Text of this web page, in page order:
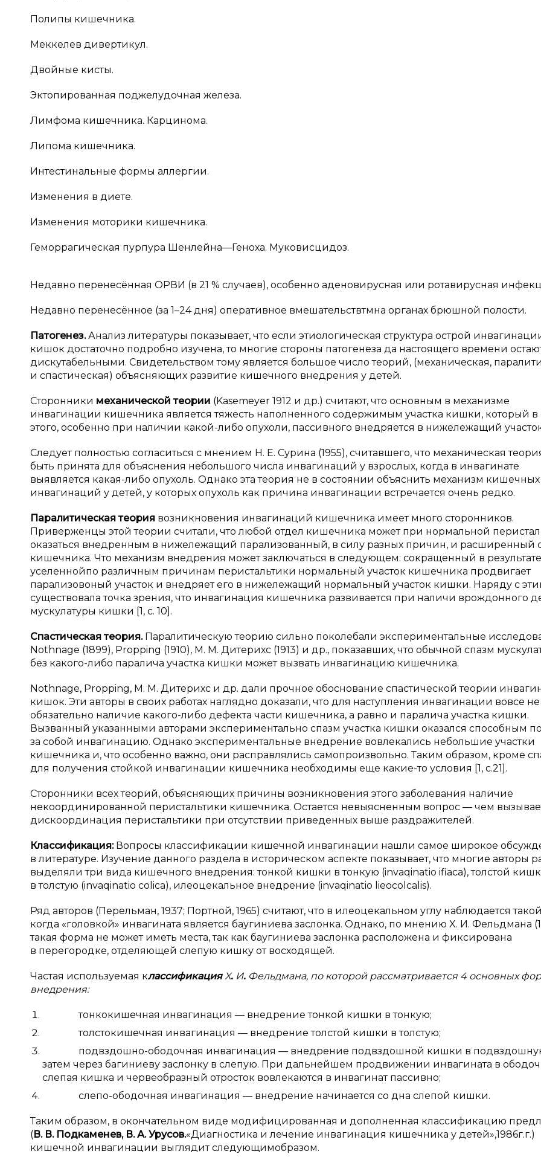
Полипы кишечника.
Меккелев дивертикул.
Двойные кисты.
Эктопированная поджелудочная железа.
Лимфома кишечника. Карцинома.
Липома кишечника.
Интестинальные формы аллергии.
Изменения в диете.
Изменения моторики кишечника.
Геморрагическая пурпура Шенлейна—Геноха. Муковисцидоз.
Недавно перенесённая ОРВИ (в 21 % случаев), особенно аденовирусная или ротавирусная
Недавно перенесённое (за 1–24 дня) оперативное вмешательствтмна органах брюшной полости.
Патогенез.Анализ литературы показывает, что если этиологическая структура острой
кишок достаточно подробно изучена, то многие стороны патогенеза да настоящего времени
дискутабельными. Свидетельством тому является большое число теорий, (механическая,
и спастическая) объясняющих развитие кишечного внедрения у детей.
Сторонники механической теории (Kasemeyer 1912 и др.) считают, что основным в механизме
инвагинации кишечника является тяжесть наполненного содержимым участка кишки, который в
этого, особенно при наличии какой-либо опухоли, пассивного внедряется в нижележащий участок
Следует полностью согласиться с мнением Н. Е. Сурина (1955), считавшего, что механическая
быть принята для объяснения небольшого числа инвагинаций у взрослых, когда в инвагинате
выявляется какая-либо опухоль. Однако эта теория не в состоянии объяснить механизм кишечных
инвагинаций у детей, у которых опухоль как причина инвагинации встречается очень редко.
Паралитическая теория возникновения инвагинаций кишечника имеет много сторонников.
Приверженцы этой теории считали, что любой отдел кишечника может при нормальной
оказаться внедренным в нижележащий парализованный, в силу разных причин, и расширенный
кишечника. Что механизм внедрения может заключаться в следующем: сокращенный в результате
уселеннойпо различным причинам перистальтики нормальный участок кишечника продвигает
парализовоный участок и внедряет его в нижележащий нормальный участок кишки. Наряду с
существовала точка зрения, что инвагинация кишечника развивается при наличи врождонного
мускулатуры кишки [1, с. 10].
Спастическая теория. Паралитическую теорию сильно поколебали экспериментальные
Nothnage (1899), Propping (1910), М. М. Дитерихс (1913) и др., показавших, что обычной спазм
без какого-либо паралича участка кишки может вызвать инвагинацию кишечника.
Nothnage, Propping, М. М. Дитерихс и др. дали прочное обоснование спастической теории
кишок. Эти авторы в своих работах наглядно доказали, что для наступления инвагинации вовсе не
обязательно наличие какого-либо дефекта части кишечника, а равно и паралича участка кишки.
Вызванный указанными авторами экспериментально спазм участка кишки оказался способным
за собой инвагинацию. Однако экспериментальные внедрение вовлекались небольшие участки
кишечника и, что особенно важно, они расправлялись самопроизвольно. Таким образом, кроме
для получения стойкой инвагинации кишечника необходимы еще какие-то условия [1, с.21].
Сторонники всех теорий, объясняющих причины возникновения этого заболевания наличие
некоординированной перистальтики кишечника. Остается невыясненным вопрос — чем
дискоординация перистальтики при отсутствии приведенных выше раздражителей.
Классификация: Вопросы классификации кишечной инвагинации нашли самое широкое
в литературе. Изучение данного раздела в историческом аспекте показывает, что многие авторы
выделяли три вида кишечного внедрения: тонкой кишки в тонкую (invaqinatio ifiaca), толстой
в толстую (invaqinatio colica), илеоцекальное внедрение (invaqinatio lieocolcalis).
Ряд авторов (Перельман, 1937; Портной, 1965) считают, что в илеоцекальном углу наблюдается
когда «головкой» инвагината является баугиниева заслонка. Однако, по мнению X. И. Фельдмана
такая форма не может иметь места, так как баугиниева заслонка расположена и фиксирована
в перегородке, отделяющей слепую кишку от восходящей.
Частая используемая классификация X. И. Фельдмана, по которой рассматривается 4 основных
внедрения:
тонкокишечная инвагинация — внедрение тонкой кишки в тонкую;
толстокишечная инвагинация — внедрение толстой кишки в толстую;
подвздошно-ободочная инвагинация — внедрение подвздошной кишки в
затем через багиниеву заслонку в слепую. При дальнейшем продвижении инвагината в
слепая кишка и червеобразный отросток вовлекаются в инвагинат пассивно;
слепо-ободочная инвагинация — внедрение начинается со дна слепой кишки.
Таким образом, в окончательном виде модифицированная и дополненная классификацию
(В. В. Подкаменев, В. А. Урусов.«Диагностика и лечение инвагинация кишечника у детей»,1986г.г.)
кишечной инвагинации выглядит следующимобразом.